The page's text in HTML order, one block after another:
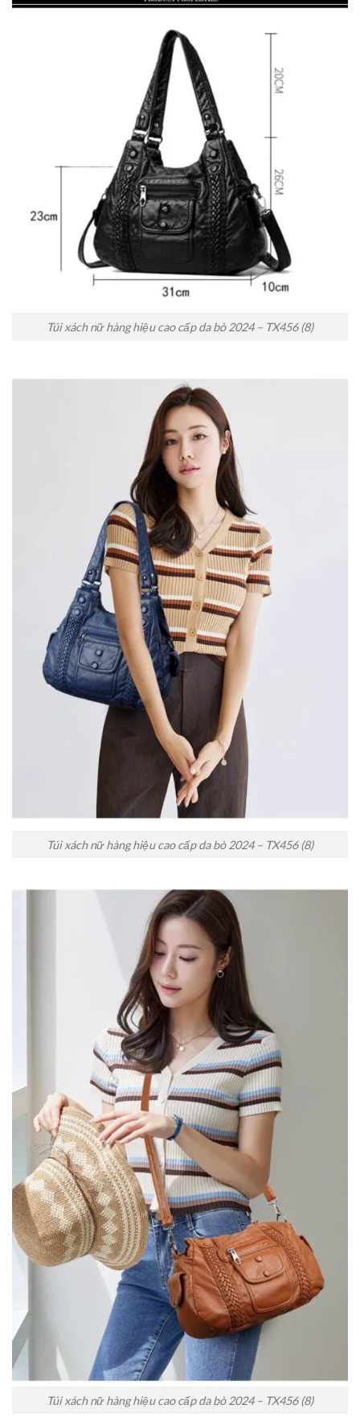
Túi xách nữ hàng hiệu cao cấp da bò 2024 – TX456 (8)
Túi xách nữ hàng hiệu cao cấp da bò 2024 – TX456 (8)
Túi xách nữ hàng hiệu cao cấp da bò 2024 – TX456 (8)